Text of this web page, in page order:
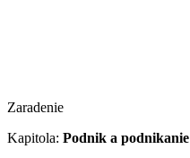
Zaradenie
Kapitola: Podnik a podnikanie